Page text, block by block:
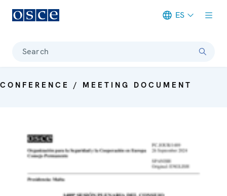
ES
Search
CONFERENCE / MEETING DOCUMENT